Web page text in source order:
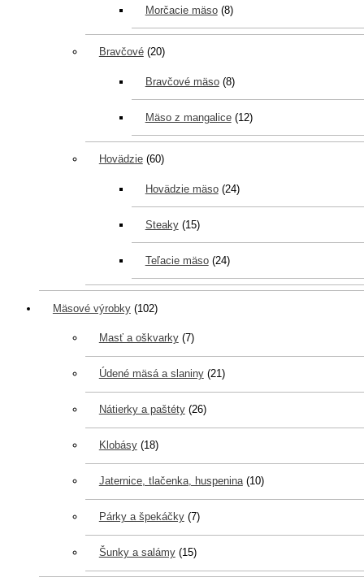
Morčacie mäso (8)
Bravčové (20)
Bravčové mäso (8)
Mäso z mangalice (12)
Hovädzie (60)
Hovädzie mäso (24)
Steaky (15)
Teľacie mäso (24)
Mäsové výrobky (102)
Masť a oškvarky (7)
Údené mäsá a slaniny (21)
Nátierky a paštéty (26)
Klobásy (18)
Jaternice, tlačenka, huspenina (10)
Párky a špekáčky (7)
Šunky a salámy (15)